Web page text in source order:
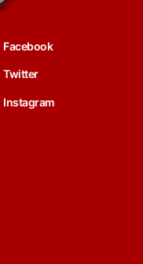
Facebook
Twitter
Instagram